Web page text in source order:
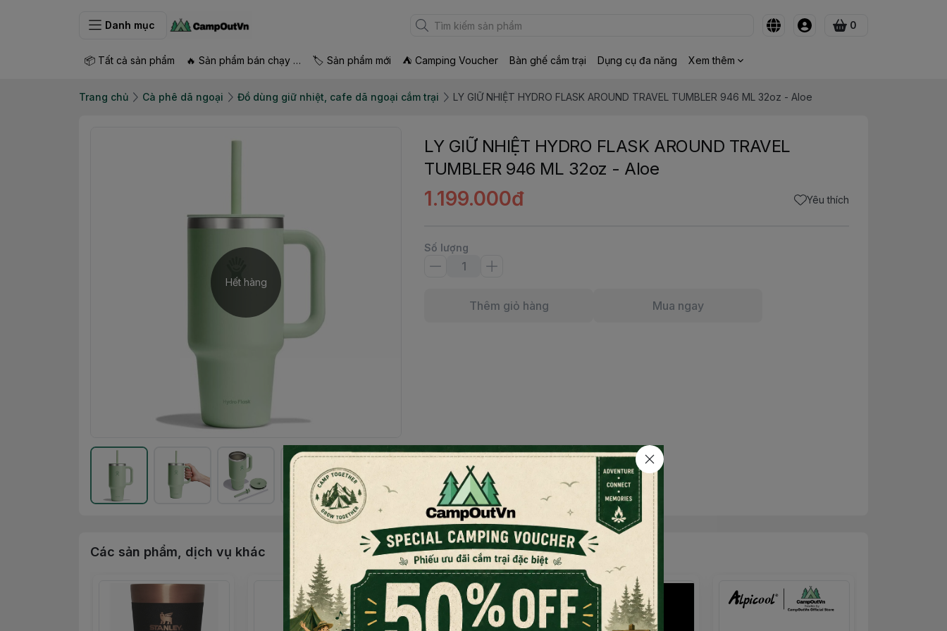
Danh mục 0
📦 Tất cả sản phẩm 🔥 Sản phẩm bán chạy nhất 🏷 Sản phẩm mới ⛺ Camping Voucher Bàn ghế cắm trại Dụng cụ đa năng Xem thêm
Trang chủ Cà phê dã ngoại Đồ dùng giữ nhiệt, cafe dã ngoại cắm trại LY GIỮ NHIỆT HYDRO FLASK AROUND TRAVEL TUMBLER 946 ML 32oz - Aloe
Hết hàng
LY GIỮ NHIỆT HYDRO FLASK AROUND TRAVEL
TUMBLER 946 ML 32oz - Aloe
1.199.000đ Yêu thích
Số lượng
Thêm giỏ hàng Mua ngay
Các sản phẩm, dịch vụ khác